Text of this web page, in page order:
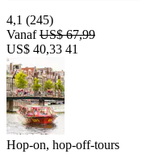
4,1 (245)
VanafUS$ 67,99
US$ 40,33 41
Hop-on, hop-off-tours